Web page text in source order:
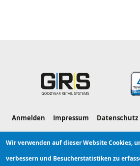
Hauptnavigation
Servicenavigation
Anmelden Impressum Datenschutz
Wir verwenden auf dieser Website Cookies,
verbessern und Besucherstatistiken zu